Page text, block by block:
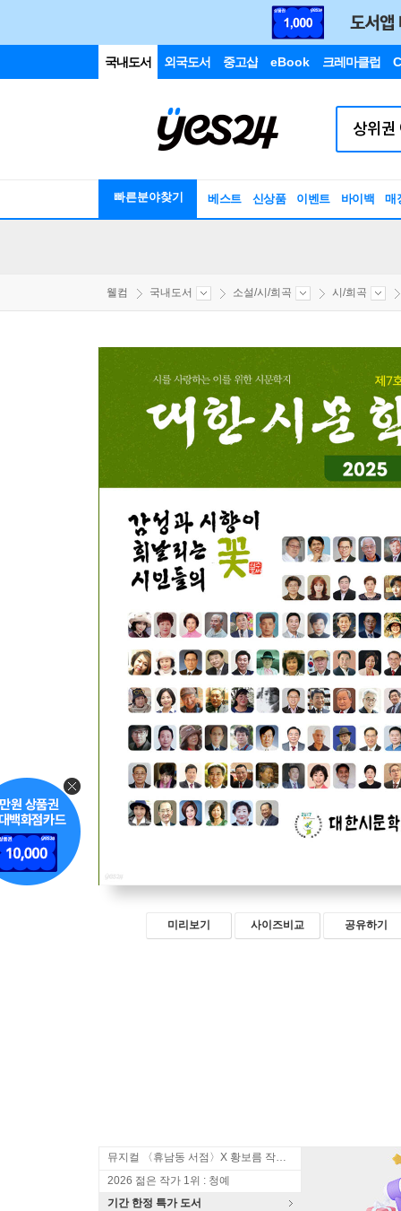
국내도서 외국도서 중고샵 eBook 크레마클럽
빠른분야찾기 베스트 신상품 이벤트 바이백 매
웰컴 국내도서 소설/시/희곡 시/희곡
미리보기 사이즈비교 공유하기
뮤지컬 〈휴남동 서점〉X 황보름 작가 북토크
2026 젊은 작가 1위 : 청예
기간 한정 특가 도서